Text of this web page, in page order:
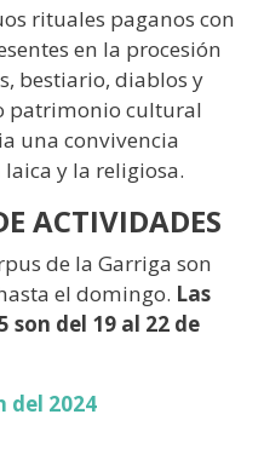
rituales paganos con
en la procesión
bestiario, diablos y
patrimonio cultural
una convivencia
y la religiosa.
ACTIVIDADES
de la Garriga son
el domingo. Las
son del 19 al 22 de
del 2024